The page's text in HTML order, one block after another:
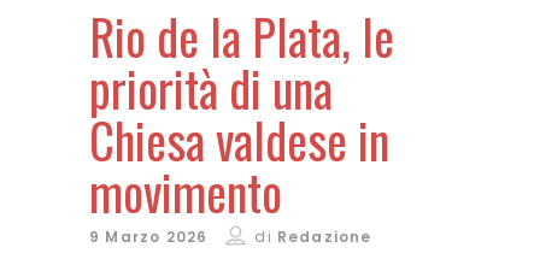
Rio de la Plata, le
priorità di una
Chiesa valdese in
movimento
9 Marzo 2026 di Redazione